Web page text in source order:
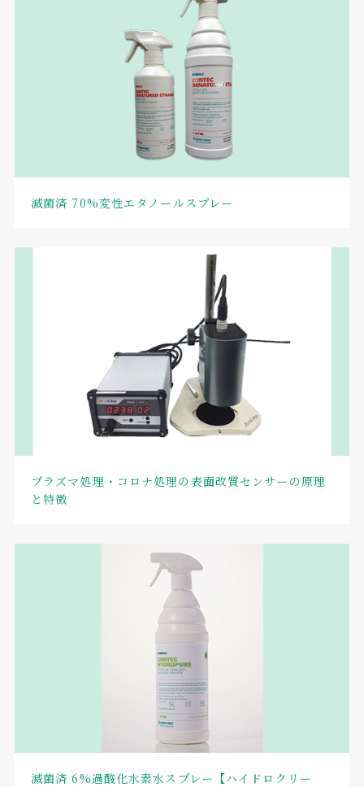
滅菌済 70%変性エタノールスプレー
プラズマ処理・コロナ処理の表面改質センサーの原理
と特徴
滅菌済 6%過酸化水素水スプレー【ハイドロクリー